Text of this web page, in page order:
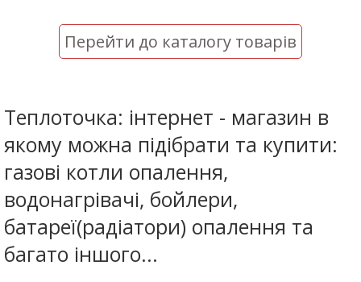
Перейти до каталогу товарів
Теплоточка: інтернет - магазин в
якому можна підібрати та купити:
газові котли опалення,
водонагрівачі, бойлери,
батареї(радіатори) опалення та
багато іншого...